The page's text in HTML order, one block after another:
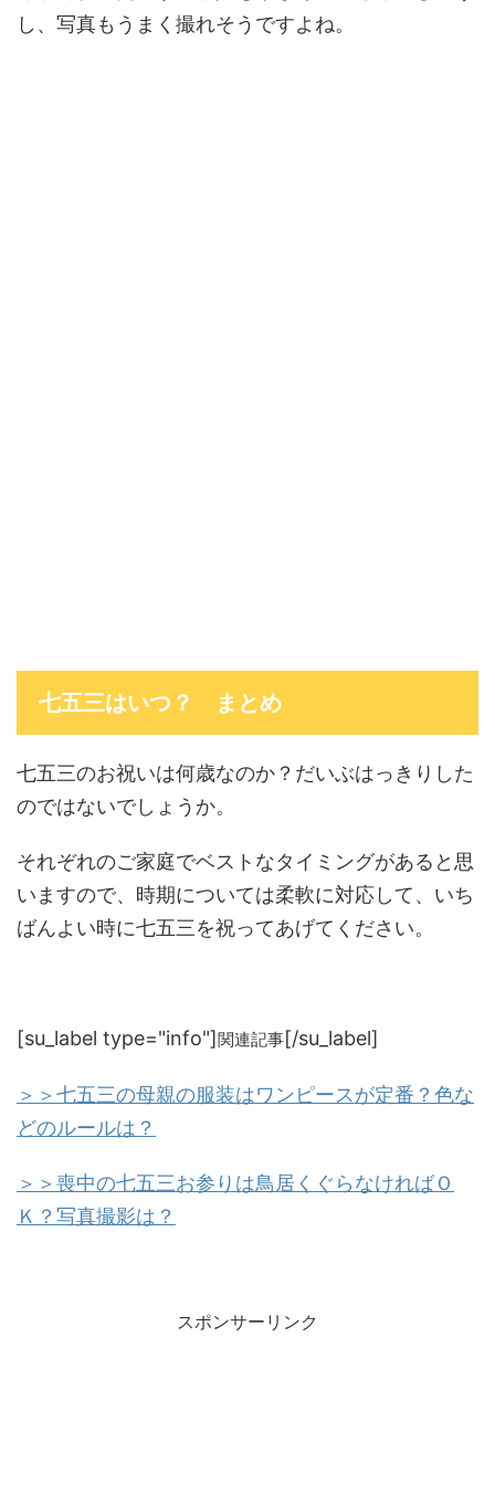
し、写真もうまく撮れそうですよね。
七五三はいつ？ まとめ
七五三のお祝いは何歳なのか？だいぶはっきりした
のではないでしょうか。
それぞれのご家庭でベストなタイミングがあると思
いますので、時期については柔軟に対応して、いち
ばんよい時に七五三を祝ってあげてください。
[su_label type="info"]関連記事[/su_label]
＞＞七五三の母親の服装はワンピースが定番？色な
どのルールは？
＞＞喪中の七五三お参りは鳥居くぐらなければＯ
Ｋ？写真撮影は？
スポンサーリンク